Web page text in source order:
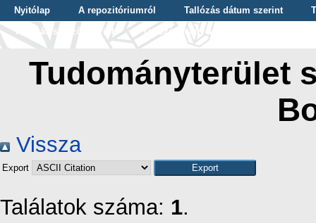
Nyitólap A repozitóriumról Tallózás dátum szerint
Tallózás szerző szerint
Tallózás nyelv szerint
Tudományterület
Vissza
Export
Találatok száma: 1.